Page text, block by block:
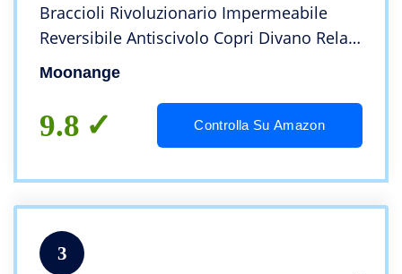
Braccioli Rivoluzionario Impermeabile
Reversibile Antiscivolo Copri Divano Relax
Antimacchia Antigraffio Cani Gatti
Moderno Salvadivano Seduta 165 cm
(Grigio)
Moonange
9.8 Controlla Su Amazon
3